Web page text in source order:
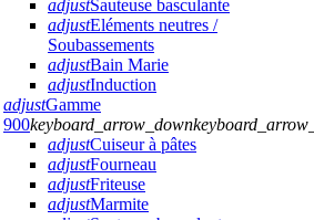
adjustSauteuse basculante
adjustEléments neutres /
Soubassements
adjustBain Marie
adjustInduction
adjustGamme
900keyboard_arrow_down
adjustCuiseur à pâtes
adjustFourneau
adjustFriteuse
adjustMarmite